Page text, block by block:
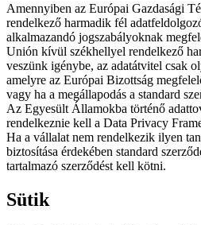
Amennyiben az Európai Gazdasági
rendelkező harmadik fél
alkalmazandó jogszabályoknak
Unión kívül székhellyel rendelkező
veszünk igénybe, az adatátvitel csak
amelyre az Európai Bizottság
vagy ha a megállapodás a standard
Az Egyesült Államokba történő
rendelkeznie kell a Data Privacy
Ha a vállalat nem rendelkezik ilyen
biztosítása érdekében standard
tartalmazó szerződést kell kötni.
Sütik